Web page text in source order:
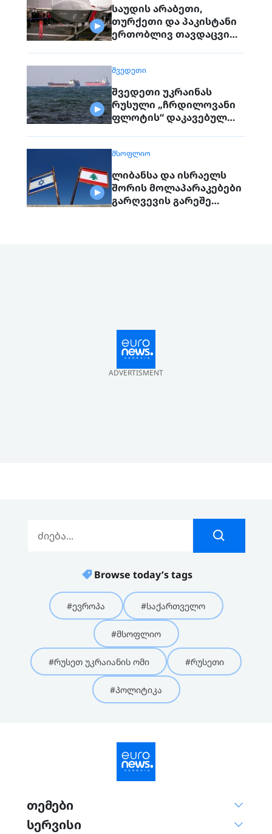
საუდის არაბეთი,
თურქეთი და პაკისტანი
ერთობლივ თავდაცვით
ᲨᲕᲔᲓᲔᲗᲘ
შვედეთი უკრაინას
რუსული „ჩრდილოვანი
ფლოტის“ დაკავებულ
ᲛᲡᲝᲤᲚᲘᲝ
ლიბანსა და ისრაელს
შორის მოლაპარაკებები
გარღვევის გარეშე
ADVERTISMENT
Browse today’s tags
#ევროპა #საქართველო
#მსოფლიო
#რუსეთ უკრაიანის ომი #რუსეთი
#პოლიტიკა
თემები
სერვისი